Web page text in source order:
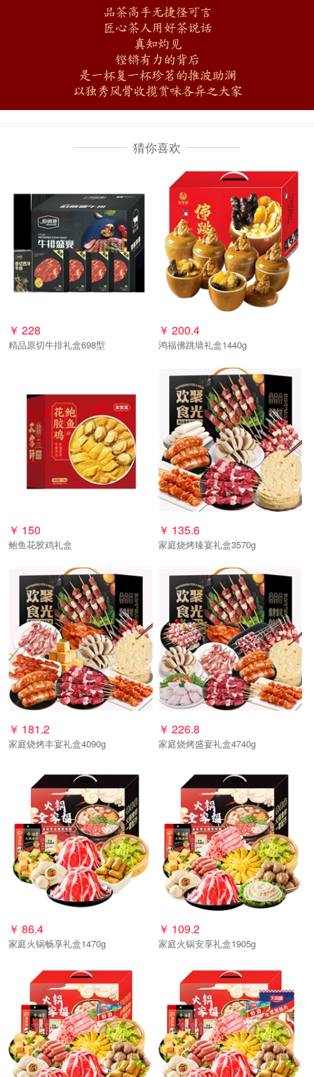
猜你喜欢
￥ 228
精品原切牛排礼盒698型
￥ 200.4
鸿福佛跳墙礼盒1440g
￥ 150
鲍鱼花胶鸡礼盒
￥ 135.6
家庭烧烤臻宴礼盒3570g
￥ 181.2
家庭烧烤丰宴礼盒4090g
￥ 226.8
家庭烧烤盛宴礼盒4740g
￥ 86.4
家庭火锅畅享礼盒1470g
￥ 109.2
家庭火锅安享礼盒1905g